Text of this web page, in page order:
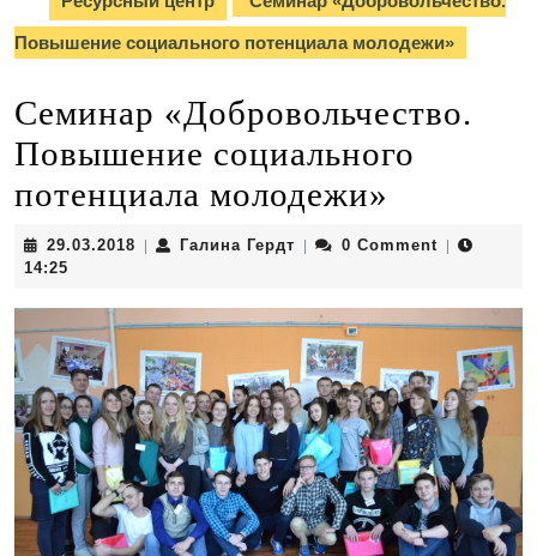
Повышение социального потенциала молодежи»
Семинар «Добровольчество.
Повышение социального
потенциала молодежи»
29.03.2018 29.03.2018Галина Гердт Галина0 Comment
14:25